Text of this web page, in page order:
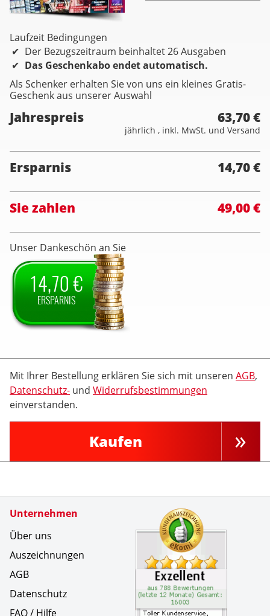
Laufzeit Bedingungen
Der Bezugszeitraum beinhaltet 26 Ausgaben
Das Geschenkabo endet automatisch.
Als Schenker erhalten Sie von uns ein kleines Gratis-
Geschenk aus unserer Auswahl
Jahrespreis 63,70 €
jährlich , inkl. MwSt. und Versand
Ersparnis 14,70 €
Sie zahlen 49,00 €
Unser Dankeschön an Sie
14,70 €
ERSPARNIS
Mit Ihrer Bestellung erklären Sie sich mit unseren AGB,
Datenschutz- und Widerrufsbestimmungen
einverstanden.
Kaufen
Unternehmen
Über uns
Auszeichnungen
AGB
Datenschutz
FAQ / Hilfe
Zertifikate